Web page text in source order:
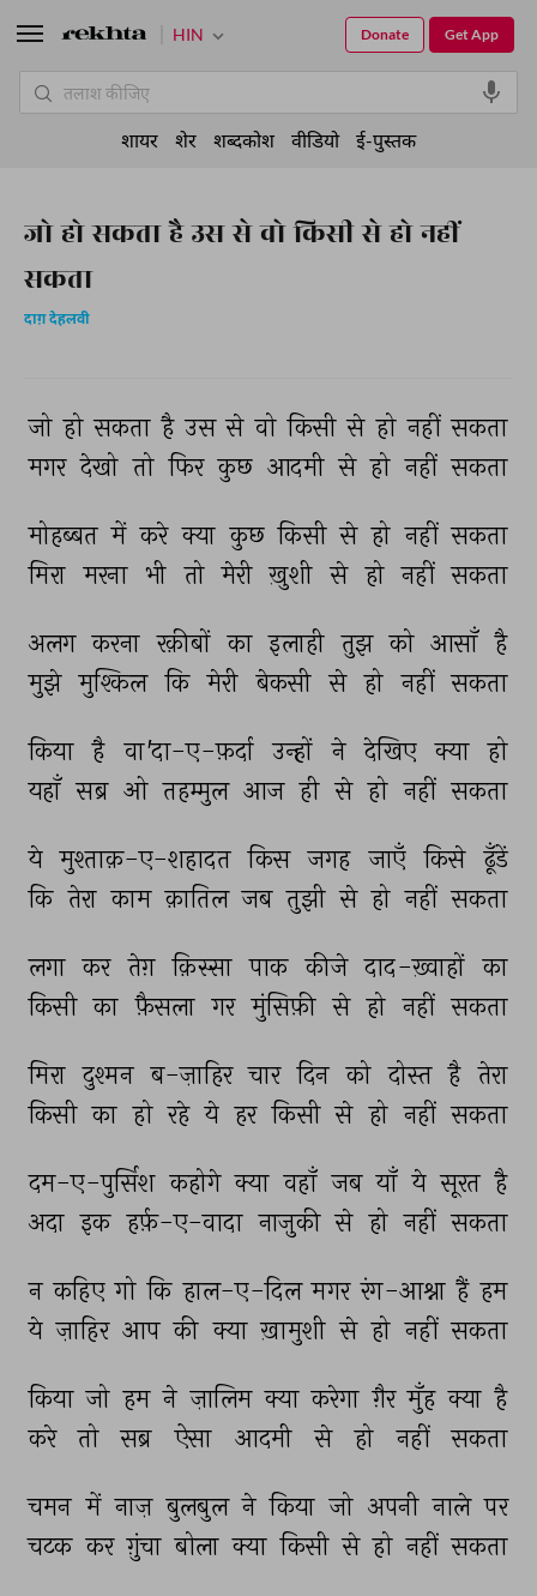
जो हो सकता है उस से वो किसी से हो नहीं
सकता
दाग़ देहलवी
जो हो सकता है उस से वो किसी से हो नहीं सकता
मगर देखो तो फिर कुछ आदमी से हो नहीं सकता
मोहब्बत में करे क्या कुछ किसी से हो नहीं सकता
मिरा मरना भी तो मेरी ख़ुशी से हो नहीं सकता
अलग करना रक़ीबों का इलाही तुझ को आसाँ है
मुझे मुश्किल कि मेरी बेकसी से हो नहीं सकता
किया है वा'दा-ए-फ़र्दा उन्हों ने देखिए क्या हो
यहाँ सब्र ओ तहम्मुल आज ही से हो नहीं सकता
ये मुश्ताक़-ए-शहादत किस जगह जाएँ किसे ढूँडें
कि तेरा काम क़ातिल जब तुझी से हो नहीं सकता
लगा कर तेग़ क़िस्सा पाक कीजे दाद-ख़्वाहों का
किसी का फ़ैसला गर मुंसिफ़ी से हो नहीं सकता
मिरा दुश्मन ब-ज़ाहिर चार दिन को दोस्त है तेरा
किसी का हो रहे ये हर किसी से हो नहीं सकता
दम-ए-पुर्सिश कहोगे क्या वहाँ जब याँ ये सूरत है
अदा इक हर्फ़-ए-वादा नाज़ुकी से हो नहीं सकता
न कहिए गो कि हाल-ए-दिल मगर रंग-आश्ना हैं हम
ये ज़ाहिर आप की क्या ख़ामुशी से हो नहीं सकता
किया जो हम ने ज़ालिम क्या करेगा ग़ैर मुँह क्या है
करे
तो सब्र ऐसा आदमी से हो नहीं सकता
चमन में नाज़ बुलबुल ने किया जो अपनी नाले पर
चटक कर ग़ुंचा बोला क्या किसी से हो नहीं सकता
HIN Get App
Donate
शायर शेर शब्दकोश वीडियो ई-पुस्तक